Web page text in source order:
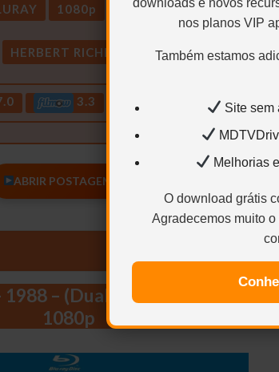
nos planos VIP
Também estamos
Site sem
Melhorias
O download grátis
Agradecemos muito
1080p DUAL
HERBERT RICHERS
3.3
ABRIR POSTAGEM <<<
– (Dual Áudio/Dublado) –
1080p